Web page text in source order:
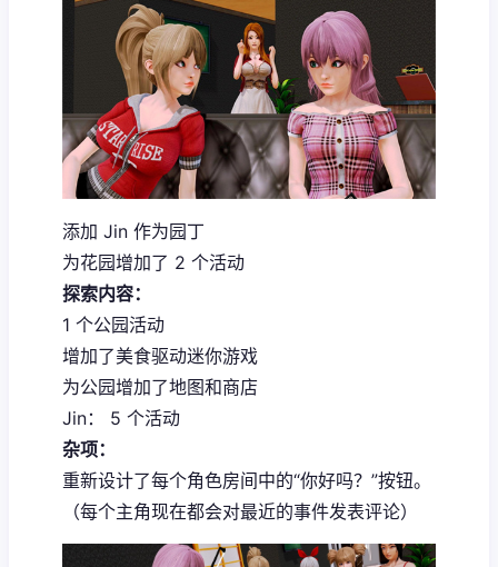
添加 Jin 作为园丁
为花园增加了 2 个活动
探索内容：
1 个公园活动
增加了美食驱动迷你游戏
为公园增加了地图和商店
Jin： 5 个活动
杂项：
重新设计了每个角色房间中的“你好吗？”按钮。
（每个主角现在都会对最近的事件发表评论）